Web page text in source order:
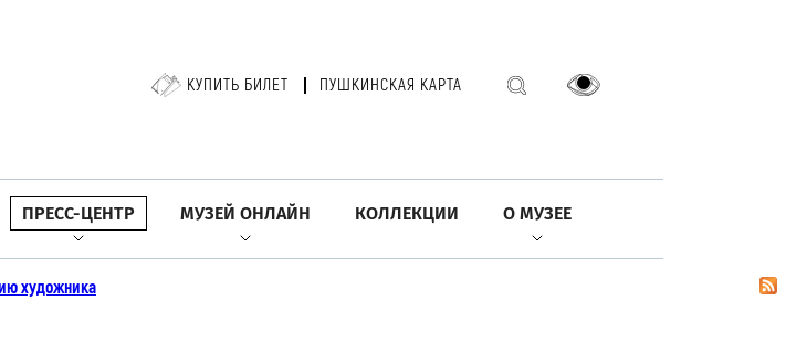
КУПИТЬ БИЛЕТ ПУШКИНСКАЯ КАРТА
ПРЕСС-ЦЕНТР МУЗЕЙ ОНЛАЙН КОЛЛЕКЦИИ О МУЗЕЕ
художника